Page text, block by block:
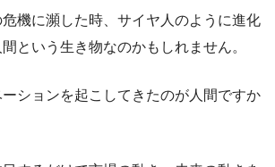
機に瀕した時、サイヤ人のように進化
という生き物なのかもしれません。
ションを起こしてきたのが人間ですか